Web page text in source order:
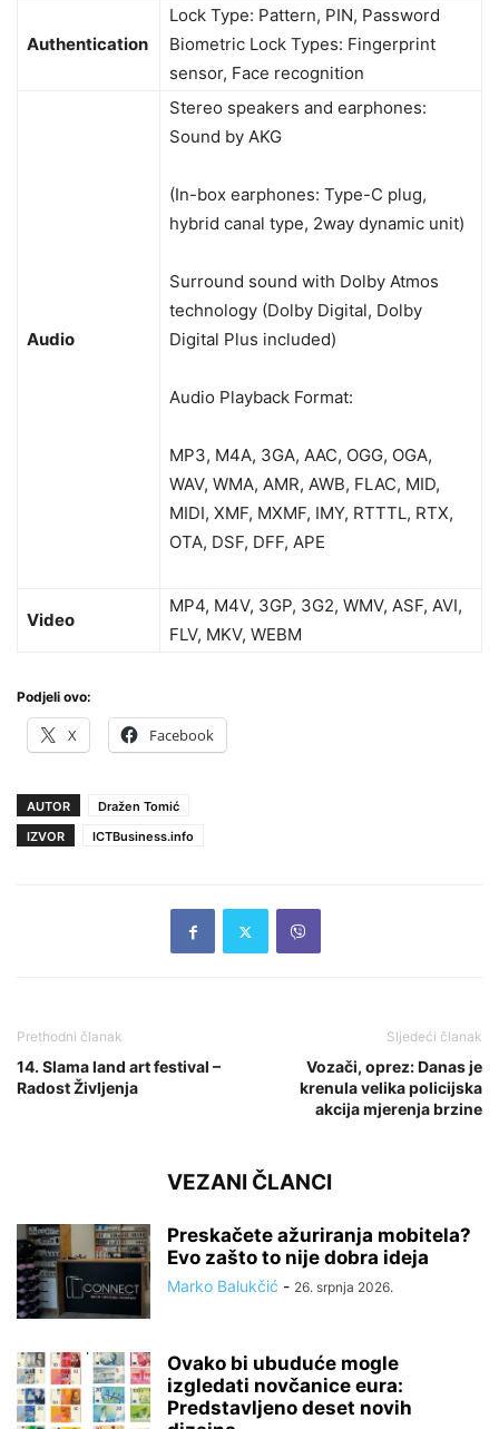
Authentication
Lock Type: Pattern, PIN, Password
Biometric Lock Types: Fingerprint
sensor, Face recognition
Audio
Stereo speakers and earphones:
Sound by AKG
(In-box earphones: Type-C plug,
hybrid canal type, 2way dynamic unit)
Surround sound with Dolby Atmos
technology (Dolby Digital, Dolby
Digital Plus included)
Audio Playback Format:
MP3, M4A, 3GA, AAC, OGG, OGA,
WAV, WMA, AMR, AWB, FLAC, MID,
MIDI, XMF, MXMF, IMY, RTTTL, RTX,
OTA, DSF, DFF, APE
Video
MP4, M4V, 3GP, 3G2, WMV, ASF, AVI,
FLV, MKV, WEBM
Podjeli ovo:
X Facebook
AUTOR
Dražen Tomić
IZVOR
ICTBusiness.info
Prethodni članak
14. Slama land art festival –
Radost Življenja
Sljedeći članak
Vozači, oprez: Danas je
krenula velika policijska
akcija mjerenja brzine
VEZANI ČLANCI
Preskačete ažuriranja mobitela?
Evo zašto to nije dobra ideja
Marko Balukčić - 26. srpnja 2026.
Ovako bi ubuduće mogle
izgledati novčanice eura:
Predstavljeno deset novih